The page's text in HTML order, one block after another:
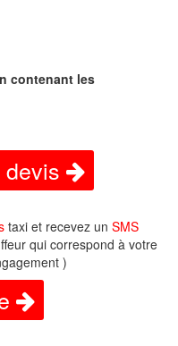
contenant les
devis
taxi et recevez un SMS
qui correspond à votre
)